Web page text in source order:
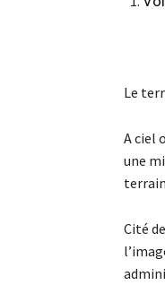
Le
A ciel
une
Cité